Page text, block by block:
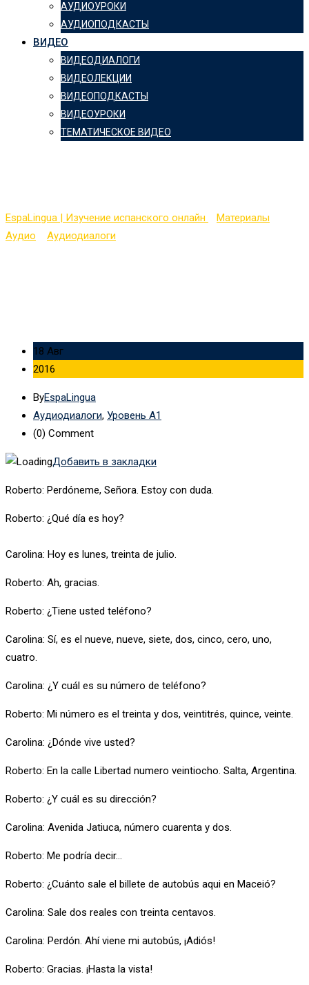
АУДИОУРОКИ
АУДИОПОДКАСТЫ
ВИДЕО
ВИДЕОДИАЛОГИ
ВИДЕОЛЕКЦИИ
ВИДЕОПОДКАСТЫ
ВИДЕОУРОКИ
ТЕМАТИЧЕСКОЕ ВИДЕО
EspaLingua | Изучение испанского онлайн Материалы
Аудио
Аудиодиалоги
18 Авг
2016
ByEspaLingua
Аудиодиалоги, Уровень А1
(0) Comment
Добавить в закладки
Roberto: Perdóneme, Señora. Estoy con duda.
Roberto: ¿Qué día es hoy?
Carolina: Hoy es lunes, treinta de julio.
Roberto: Ah, gracias.
Roberto: ¿Tiene usted teléfono?
Carolina: Sí, es el nueve, nueve, siete, dos, cinco, cero, uno,
cuatro.
Carolina: ¿Y cuál es su número de teléfono?
Roberto: Mi número es el treinta y dos, veintitrés, quince, veinte.
Carolina: ¿Dónde vive usted?
Roberto: En la calle Libertad numero veintiocho. Salta, Argentina.
Roberto: ¿Y cuál es su dirección?
Carolina: Avenida Jatiuca, número cuarenta y dos.
Roberto: Me podría decir…
Roberto: ¿Cuánto sale el billete de autobús aqui en Maceió?
Carolina: Sale dos reales con treinta centavos.
Carolina: Perdón. Ahí viene mi autobús, ¡Adiós!
Roberto: Gracias. ¡Hasta la vista!